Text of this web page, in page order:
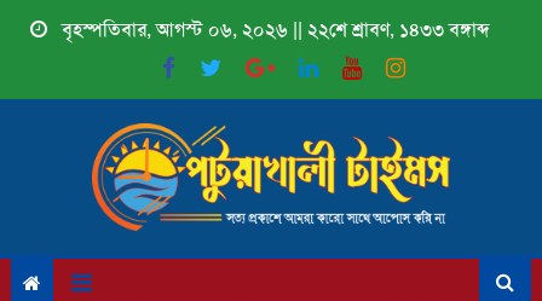
Skip
বৃহস্পতিবার, আগস্ট ০৬, ২০২৬ || ২২শে শ্রাবণ, ১৪৩৩ বঙ্গাব্দ